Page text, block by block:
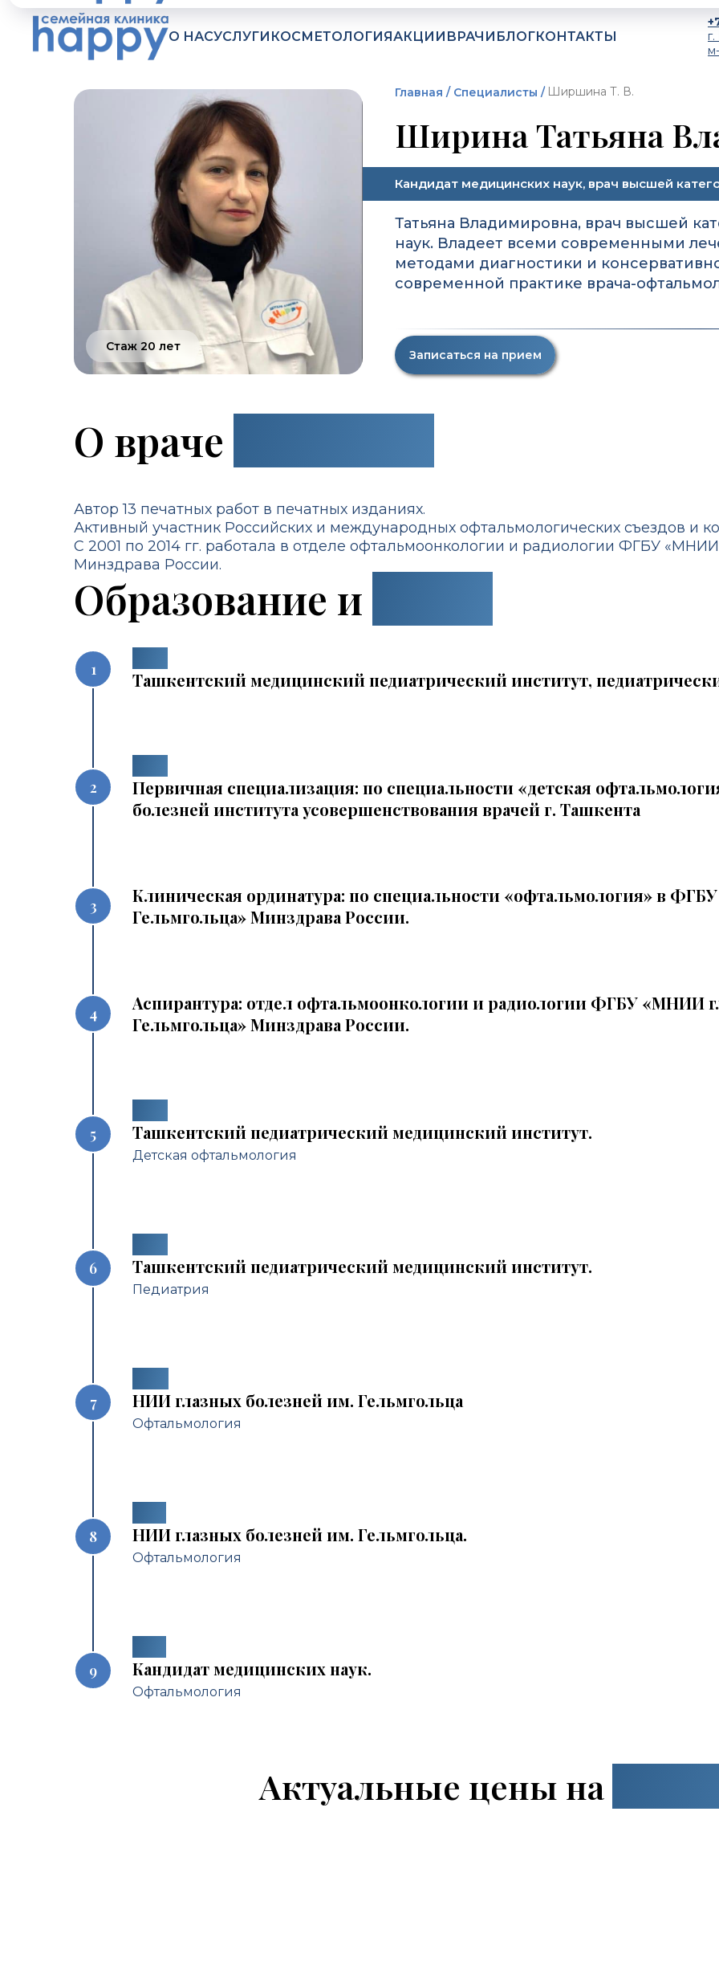
О НАСУСЛУГИ КОСМЕТОЛОГИЯАКЦИИ ВРАЧИ БЛОГКОНТАКТЫ
Специалисты /
Главная / Ширшина Т. В.
Ширина Татьяна
Стаж 20 лет
Кандидат медицинских наук, врач высшей
Татьяна Владимировна, врач высшей
наук. Владеет всеми современными
методами диагностики и
современной практике врача-
Записаться на прием
О враче
Автор 13 печатных работ в печатных изданиях.
Активный участник Российских и международных офтальмологических съездов и
С 2001 по 2014 гг. работала в отделе офтальмоонкологии и радиологии ФГБУ
Минздрава России.
Образование и
Ташкентский медицинский педиатрический институт,
Первичная специализация: по специальности «детская
болезней института усовершенствования врачей г. Ташкента
Клиническая ординатура: по специальности «офтальмология» в
Гельмгольца» Минздрава России.
Аспирантура: отдел офтальмоонкологии и радиологии ФГБУ «МНИИ
Гельмгольца» Минздрава России.
Ташкентский педиатрический медицинский институт.
Детская офтальмология
Ташкентский педиатрический медицинский институт.
Педиатрия
НИИ глазных болезней им. Гельмгольца
Офтальмология
НИИ глазных болезней им. Гельмгольца.
Офтальмология
Кандидат медицинских наук.
Офтальмология
Актуальные цены на